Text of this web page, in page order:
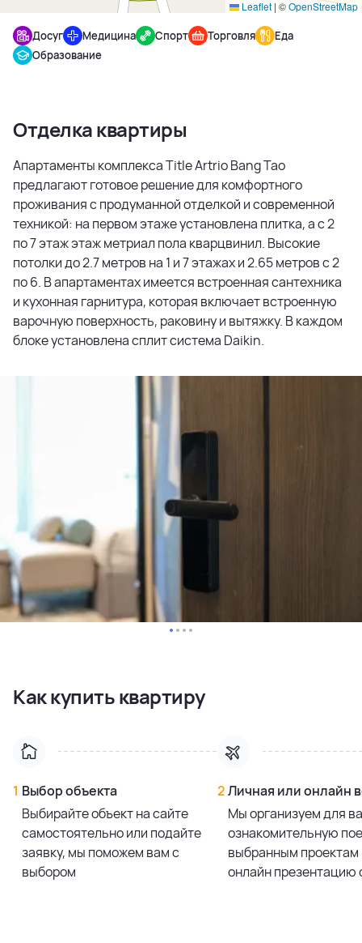
Leaflet | ©OpenStreetMap
Досуг Медицина Спорт Торговля
Еда
Образование
Отделка квартиры
Апартаменты комплекса Title Artrio Bang Tao
предлагают готовое решение для комфортного
проживания с продуманной отделкой и современной
техникой: на первом этаже установлена плитка, а с 2
по 7 этаж этаж метриал пола кварцвинил. Высокие
потолки до 2.7 метров на 1 и 7 этажах и 2.65 метров с 2
по 6. В апартаментах имеется встроенная сантехника
и кухонная гарнитура, которая включает встроенную
варочную поверхность, раковину и вытяжку. В каждом
блоке установлена сплит система Daikin.
Как купить квартиру
1 Выбор объекта
Выбирайте объект на сайте
самостоятельно или подайте
заявку, мы поможем вам с
выбором
2Личная или онлайн
Мы организуем для
ознакомительную
выбранным проектам
онлайн презентацию